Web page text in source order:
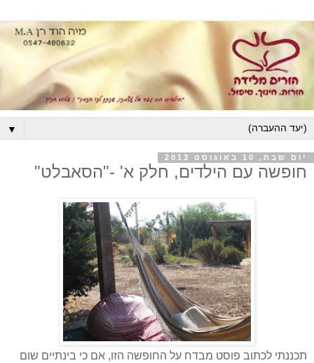
▼
יום שבת, 10 באוגוסט 2013
חופשה עם הילדים, חלק א' -"הסאבלט"
תכננתי לכתוב פוסט מבדח על החופשה הזו, אם כי בינתיים שום